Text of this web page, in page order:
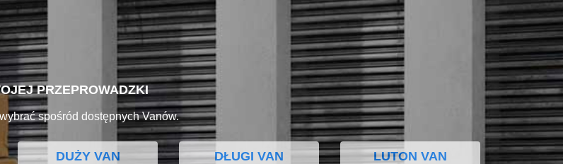
PRZEPROWADZKI
spośród dostępnych Vanów.
DUŻY VAN DŁUGI VAN LUTON VAN